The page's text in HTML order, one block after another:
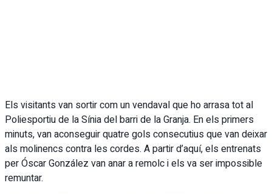
Els visitants van sortir com un vendaval que ho arrasa tot al
Poliesportiu de la Sínia del barri de la Granja. En els primers
minuts, van aconseguir quatre gols consecutius que van deixar
als molinencs contra les cordes. A partir d’aquí, els entrenats
per Óscar González van anar a remolc i els va ser impossible
remuntar.